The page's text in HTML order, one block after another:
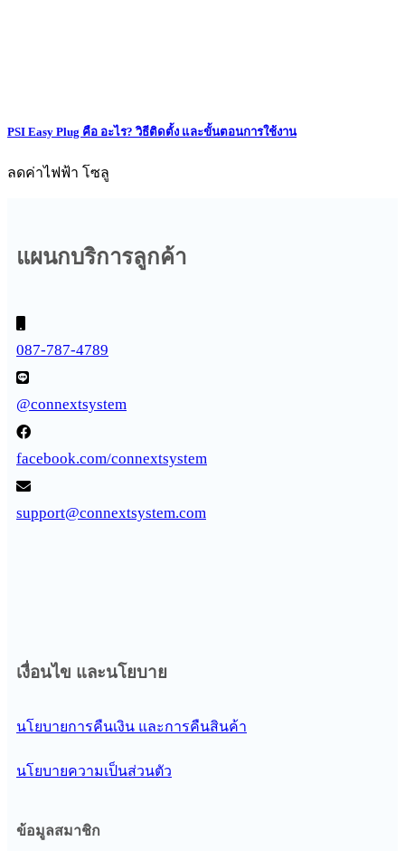
PSI Easy Plug คือ อะไร? วิธีติดตั้ง และขั้นตอนการใช้งาน
ลดค่าไฟฟ้า โซลู
แผนกบริการลูกค้า
087-787-4789
@connextsystem
facebook.com/connextsystem
support@connextsystem.com
เงื่อนไข และนโยบาย
นโยบายการคืนเงิน และการคืนสินค้า
นโยบายความเป็นส่วนตัว
ข้อมูลสมาชิก